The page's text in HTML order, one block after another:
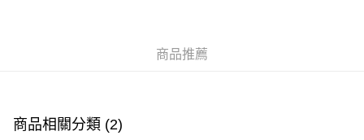
付款後順豐站及營業點
商品推薦
商品相關分類 (2)